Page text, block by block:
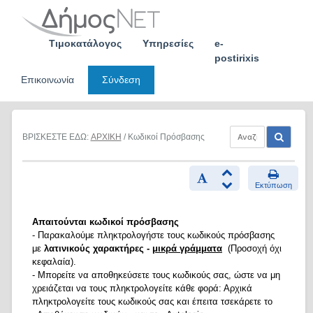
Τιμοκατάλογος Υπηρεσίες
e-
postirixis
Επικοινωνία
Σύνδεση
ΒΡΙΣΚΕΣΤΕ ΕΔΩ: ΑΡΧΙΚΗ / Κωδικοί Πρόσβασης
Εκτύπωση
Απαιτούνται κωδικοί πρόσβασης
- Παρακαλούμε πληκτρολογήστε τους κωδικούς πρόσβασης
με λατινικούς χαρακτήρες - μικρά γράμματα (Προσοχή όχι
κεφαλαία).
- Μπορείτε να αποθηκεύσετε τους κωδικούς σας, ώστε να μη
χρειάζεται να τους πληκτρολογείτε κάθε φορά: Αρχικά
πληκτρολογείτε τους κωδικούς σας και έπειτα τσεκάρετε το